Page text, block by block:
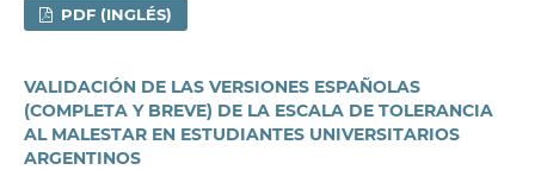
PDF (INGLÉS)
VALIDACIÓN DE LAS VERSIONES ESPAÑOLAS
(COMPLETA Y BREVE) DE LA ESCALA DE TOLERANCIA
AL MALESTAR EN ESTUDIANTES UNIVERSITARIOS
ARGENTINOS